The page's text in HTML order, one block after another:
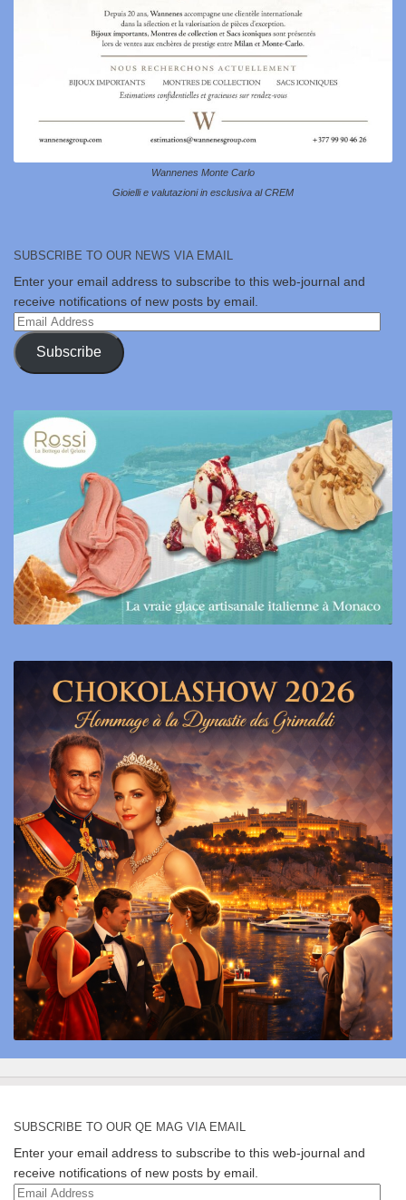
Wannenes Monte Carlo
Gioielli e valutazioni in esclusiva al CREM
SUBSCRIBE TO OUR NEWS VIA EMAIL
Enter your email address to subscribe to this web-journal and
receive notifications of new posts by email.
Email
Address
Subscribe
SUBSCRIBE TO OUR QE MAG VIA EMAIL
Enter your email address to subscribe to this web-journal and
receive notifications of new posts by email.
Email